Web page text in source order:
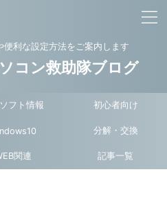
便利な設定方法をご案内します
コン救助隊ブログ
フト情報 初心者向け
分解・交換
関連 記事一覧